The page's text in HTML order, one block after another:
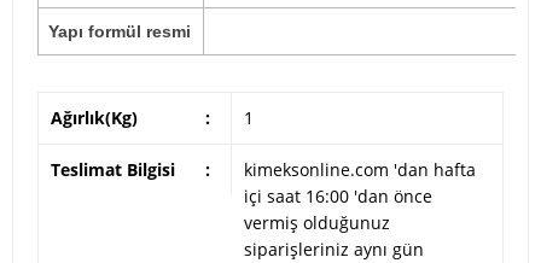
Yapı formül resmi
Ağırlık(Kg) : 1
Teslimat Bilgisi :
kimeksonline.com 'dan hafta
içi saat 16:00 'dan önce
vermiş olduğunuz
siparişleriniz aynı gün